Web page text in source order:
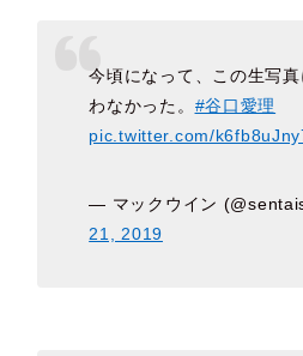
今頃になって、この生写
わなかった。 #谷口愛理
pic.twitter.com/
— マックウイン
21, 2019